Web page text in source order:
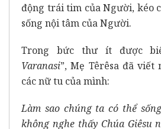
động trái tim của Người, kéo
sống nội tâm của Người.
Trong bức thư ít được
Varanasi”, Mẹ Têrêsa đã
các nữ tu của mình:
Làm sao chúng ta có thể
không nghe thấy Chúa Giêsu